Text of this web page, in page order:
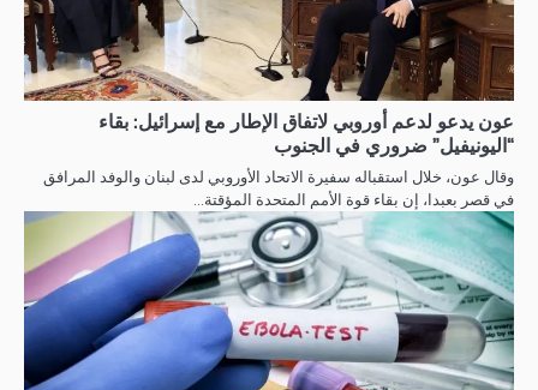
عون يدعو لدعم أوروبي لاتفاق الإطار مع إسرائيل: بقاء
“اليونيفيل” ضروري في الجنوب
وقال عون، خلال استقباله سفيرة الاتحاد الأوروبي لدى لبنان والوفد المرافق
في قصر بعبدا، إن بقاء قوة الأمم المتحدة المؤقتة…